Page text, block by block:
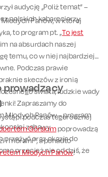
audycję „Poliż temat” –
polskich kabareciarzy.
Panów, w której
to program pt. „To jest
na absurdach naszej
temu, co w niej najbardziej
Podczas prawie
skeczów z ironią
świata, ludzkie wady
Zapraszamy do
Młodych Panów – program
zabawy,
oraz okazja do
przecież nie od dziś, że
prowadzący
podczas tegorocznej
Górskimpoprowadzą
i moralni”, a ponadto
Młodych Panów!